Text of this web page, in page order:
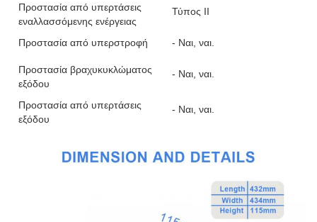
Προστασία από υπερτάσεις
εναλλασσόμενης ενέργειας
Τύπος ΙΙ
Προστασία από υπερστροφή - Ναι, ναι.
Προστασία βραχυκυκλώματος
εξόδου
- Ναι, ναι.
Προστασία από υπερτάσεις
εξόδου
- Ναι, ναι.